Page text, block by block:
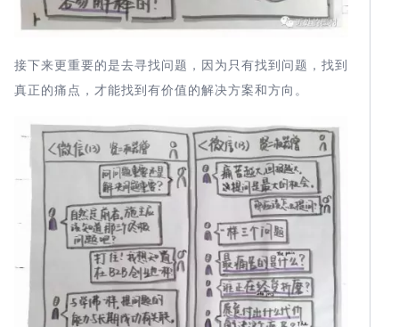
接下来更重要的是去寻找问题，因为只有找到问题，找到
真正的痛点，才能找到有价值的解决方案和方向。